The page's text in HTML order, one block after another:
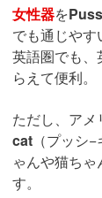
女性器を
でも通じやす
英語圏でも、
らえて便利。
ただし、ア
cat （プッシ
ゃんや猫ち
す。